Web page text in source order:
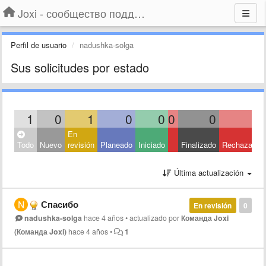
Joxi - сообщество поддержки
Perfil de usuario nadushka-solga
Sus solicitudes por estado
1 0 1 0 0 0 0
Todo Nuevo
En
revisión Planeado Iniciado Finalizado Rechazado
Última actualización
0
En revisión
Спасибо
nadushka-solga hace 4 años•actualizado porКоманда Joxi
(Команда Joxi) hace 4 años• 1